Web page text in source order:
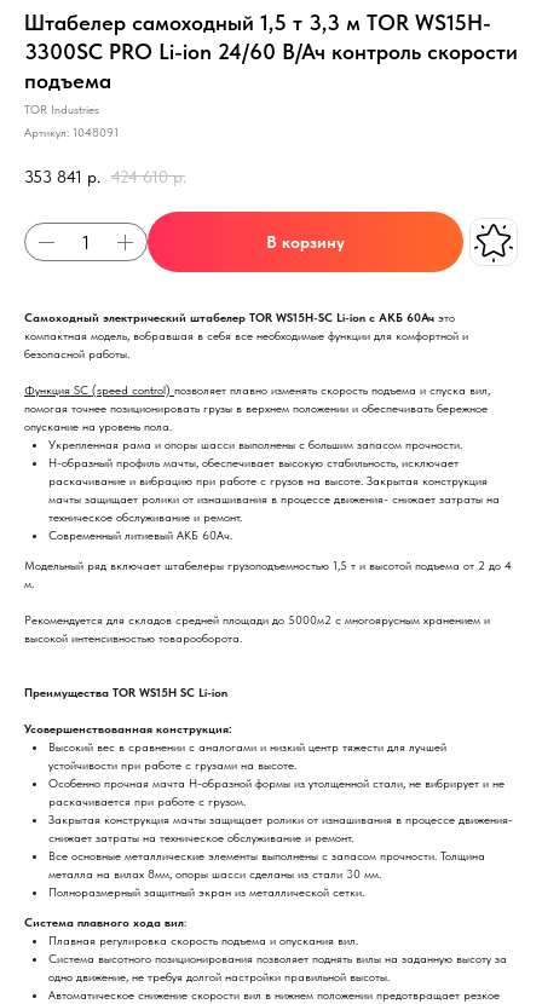
Штабелер самоходный 1,5 т 3,3 м TOR WS15H-
3300SC PRO Li-ion 24/60 В/Ач контроль скорости
подъема
TOR Industries
Артикул: 1048091
353 841 р. 424 610 р.
В корзину
Самоходный электрический штабелер TOR WS15H-SC Li-ion с АКБ 60Ач это
компактная модель, вобравшая в себя все необходимые функции для комфортной и
безопасной работы.
Функция SC (speed control) позволяет плавно изменять скорость подъема и спуска вил,
помогая точнее позиционировать грузы в верхнем положении и обеспечивать бережное
опускание на уровень пола.
Укрепленная рама и опоры шасси выполнены с большим запасом прочности.
Н-образный профиль мачты, обеспечивает высокую стабильность, исключает
раскачивание и вибрацию при работе с грузов на высоте. Закрытая конструкция
мачты защищает ролики от изнашивания в процессе движения- снижает затраты на
техническое обслуживание и ремонт.
Современный литиевый АКБ 60Ач.
Модельный ряд включает штабелеры грузоподъемностью 1,5 т и высотой подъема от 2 до 4
м.
Рекомендуется для складов средней площади до 5000м2 с многоярусным хранением и
высокой интенсивностью товарооборота.
Преимущества TOR WS15H SC Li-ion
Усовершенствованная конструкция:
Высокий вес в сравнении с аналогами и низкий центр тяжести для лучшей
устойчивости при работе с грузами на высоте.
Особенно прочная мачта H-образной формы из утолщенной стали, не вибрирует и не
раскачивается при работе с грузом.
Закрытая конструкция мачты защищает ролики от изнашивания в процессе движения-
снижает затраты на техническое обслуживание и ремонт.
Все основные металлические элементы выполнены с запасом прочности. Толщина
металла на вилах 8мм, опоры шасси сделаны из стали 30 мм.
Полноразмерный защитный экран из металлической сетки.
Система плавного хода вил:
Плавная регулировка скорость подъема и опускания вил.
Система высотного позиционирования позволяет поднять вилы на заданную высоту за
одно движение, не требуя долгой настройки правильной высоты.
Автоматическое снижение скорости вил в нижнем положении предотвращает резкое